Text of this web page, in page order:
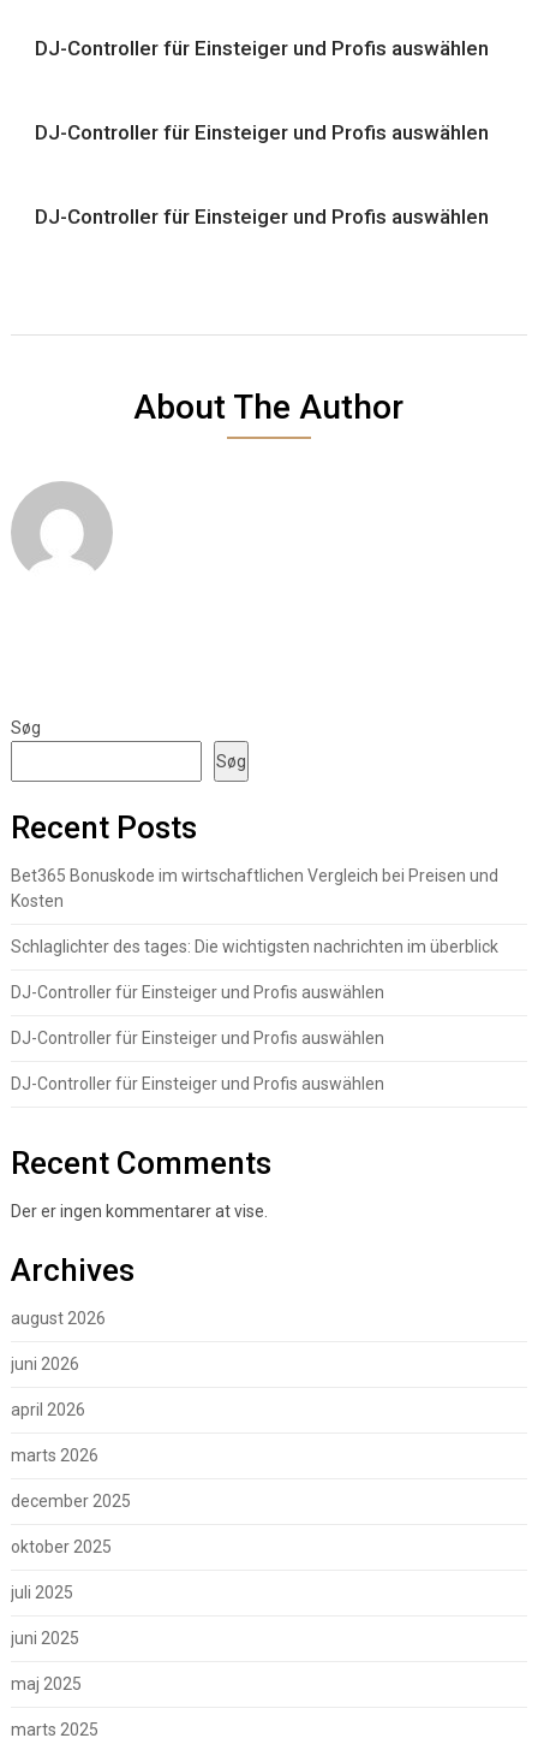
DJ-Controller für Einsteiger und Profis auswählen
DJ-Controller für Einsteiger und Profis auswählen
DJ-Controller für Einsteiger und Profis auswählen
About The Author
Søg
Søg
Recent Posts
Bet365 Bonuskode im wirtschaftlichen Vergleich bei Preisen und
Kosten
Schlaglichter des tages: Die wichtigsten nachrichten im überblick
DJ-Controller für Einsteiger und Profis auswählen
DJ-Controller für Einsteiger und Profis auswählen
DJ-Controller für Einsteiger und Profis auswählen
Recent Comments
Der er ingen kommentarer at vise.
Archives
august 2026
juni 2026
april 2026
marts 2026
december 2025
oktober 2025
juli 2025
juni 2025
maj 2025
marts 2025